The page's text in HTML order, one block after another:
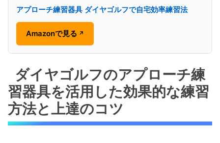
アプローチ練習器具 ダイヤゴルフで自宅効率練習法
Amazonで見る ↗
ダイヤゴルフのアプローチ練
習器具を活用した効果的な練習
方法と上達のコツ